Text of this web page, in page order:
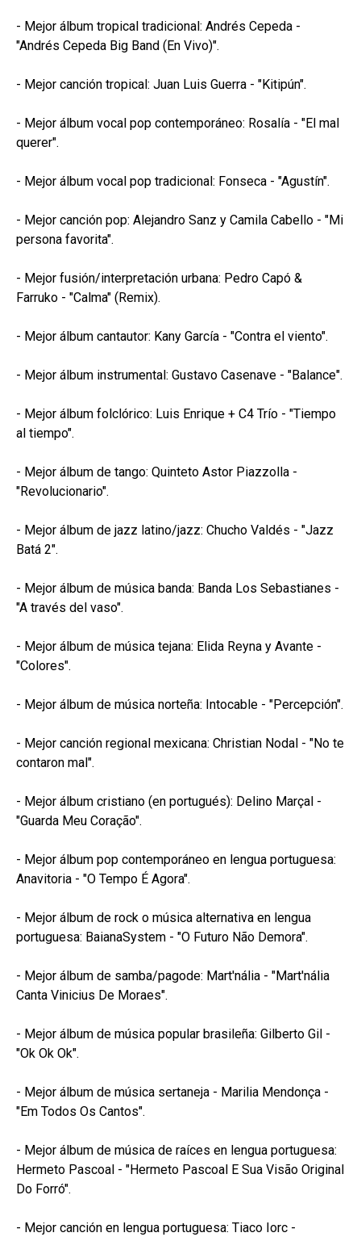
- Mejor álbum tropical tradicional: Andrés Cepeda -
"Andrés Cepeda Big Band (En Vivo)".
- Mejor canción tropical: Juan Luis Guerra - "Kitipún".
- Mejor álbum vocal pop contemporáneo: Rosalía - "El mal
querer".
- Mejor álbum vocal pop tradicional: Fonseca - "Agustín".
- Mejor canción pop: Alejandro Sanz y Camila Cabello - "Mi
persona favorita".
- Mejor fusión/interpretación urbana: Pedro Capó &
Farruko - "Calma" (Remix).
- Mejor álbum cantautor: Kany García - "Contra el viento".
- Mejor álbum instrumental: Gustavo Casenave - "Balance".
- Mejor álbum folclórico: Luis Enrique + C4 Trío - "Tiempo
al tiempo".
- Mejor álbum de tango: Quinteto Astor Piazzolla -
"Revolucionario".
- Mejor álbum de jazz latino/jazz: Chucho Valdés - "Jazz
Batá 2".
- Mejor álbum de música banda: Banda Los Sebastianes -
"A través del vaso".
- Mejor álbum de música tejana: Elida Reyna y Avante -
"Colores".
- Mejor álbum de música norteña: Intocable - "Percepción".
- Mejor canción regional mexicana: Christian Nodal - "No te
contaron mal".
- Mejor álbum cristiano (en portugués): Delino Marçal -
"Guarda Meu Coração".
- Mejor álbum pop contemporáneo en lengua portuguesa:
Anavitoria - "O Tempo É Agora".
- Mejor álbum de rock o música alternativa en lengua
portuguesa: BaianaSystem - "O Futuro Não Demora".
- Mejor álbum de samba/pagode: Mart'nália - "Mart'nália
Canta Vinicius De Moraes".
- Mejor álbum de música popular brasileña: Gilberto Gil -
"Ok Ok Ok".
- Mejor álbum de música sertaneja - Marilia Mendonça -
"Em Todos Os Cantos".
- Mejor álbum de música de raíces en lengua portuguesa:
Hermeto Pascoal - "Hermeto Pascoal E Sua Visão Original
Do Forró".
- Mejor canción en lengua portuguesa: Tiaco Iorc -